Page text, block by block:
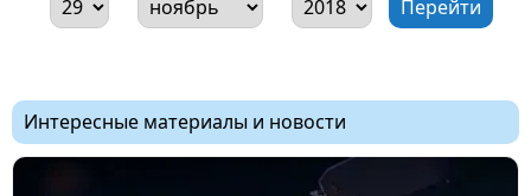
Интересные материалы и новости